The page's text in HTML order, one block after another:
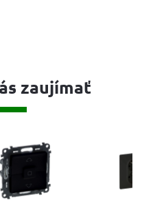
zaujímať